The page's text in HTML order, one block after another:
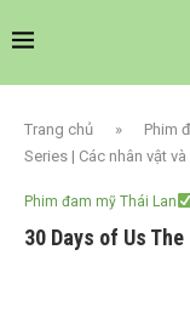
Trang chủ » Phim
Series | Các nhân vật
Phim đam mỹ Thái Lan
30 Days of Us